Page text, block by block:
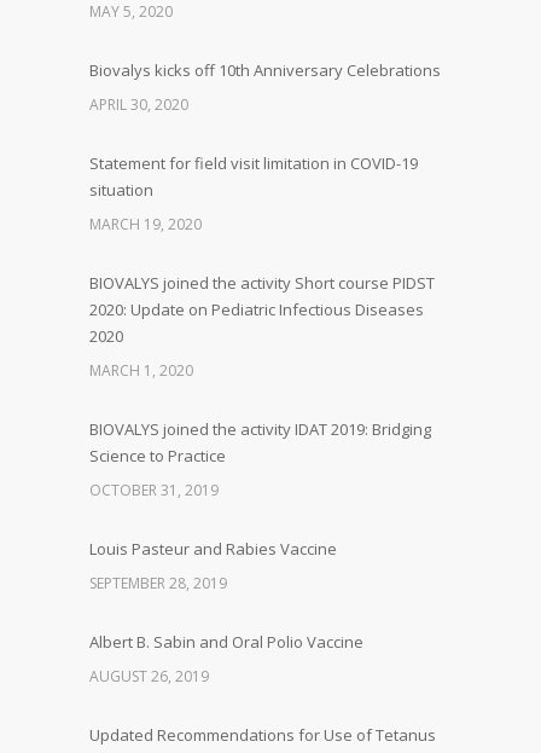
MAY 5, 2020
Biovalys kicks off 10th Anniversary Celebrations
APRIL 30, 2020
Statement for field visit limitation in COVID-19
situation
MARCH 19, 2020
BIOVALYS joined the activity Short course PIDST
2020: Update on Pediatric Infectious Diseases
2020
MARCH 1, 2020
BIOVALYS joined the activity IDAT 2019: Bridging
Science to Practice
OCTOBER 31, 2019
Louis Pasteur and Rabies Vaccine
SEPTEMBER 28, 2019
Albert B. Sabin and Oral Polio Vaccine
AUGUST 26, 2019
Updated Recommendations for Use of Tetanus